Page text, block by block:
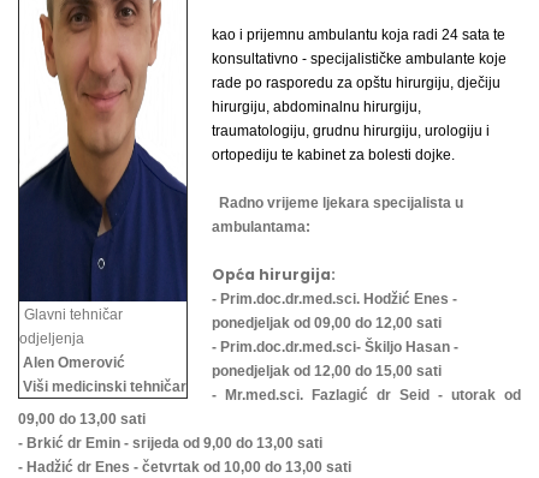
Glavni tehničar
odjeljenja
Alen Omerović
Viši medicinski tehničar
kao i prijemnu ambulantu koja radi 24 sata te
konsultativno - specijalističke ambulante koje
rade po rasporedu za opštu hirurgiju, dječiju
hirurgiju, abdominalnu hirurgiju,
traumatologiju, grudnu hirurgiju, urologiju i
ortopediju te kabinet za bolesti dojke.
Radno vrijeme ljekara specijalista u
ambulantama:
Opća hirurgija:
- Prim.doc.dr.med.sci. Hodžić Enes -
ponedjeljak od 09,00 do 12,00 sati
- Prim.doc.dr.med.sci- Škiljo Hasan -
ponedjeljak od 12,00 do 15,00 sati
- Mr.med.sci. Fazlagić dr Seid - utorak od
09,00 do 13,00 sati
- Brkić dr Emin - srijeda od 9,00 do 13,00 sati
- Hadžić dr Enes - četvrtak od 10,00 do 13,00 sati